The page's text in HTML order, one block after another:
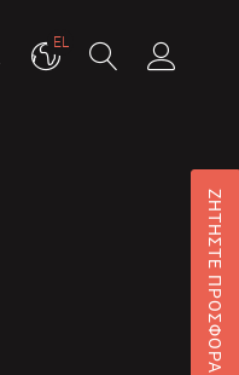
EL
ΖΗΤΗΣΤΕ ΠΡΟΣΦΟΡΑ